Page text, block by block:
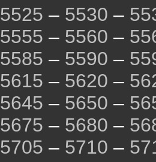
5525 – 5530 –
5555 – 5560 –
5585 – 5590 –
5615 – 5620 –
5645 – 5650 –
5675 – 5680 –
5705 – 5710 –